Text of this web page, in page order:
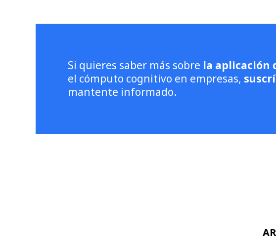
Si quieres saber más sobre la aplicación
el cómputo cognitivo en empresas,
mantente informado.